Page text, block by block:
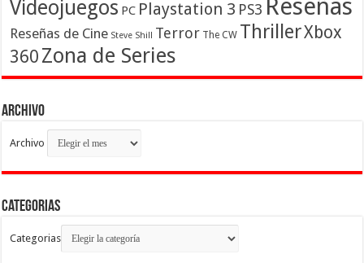
Videojuegos PC Playstation 3 PS3 Reseñas
Reseñas de Cine Steve Shill Terror The CW ThrillerXbox
360 Zona de Series
Archivo
Archivo
Categorias
Categorias